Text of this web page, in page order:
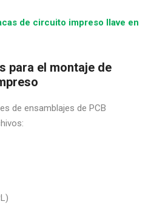
de circuito impreso llave en
para el montaje de
de ensamblajes de PCB